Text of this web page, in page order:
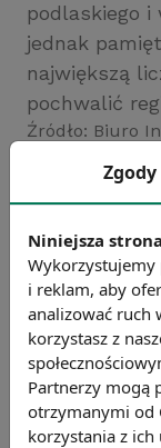
podlaskiego i
jednak
największą
pochwalić
Źródło: Biuro
Zgody
Niniejsza
Wykorzystujemy
i reklam, aby
analizować ruch
korzystasz z
Partnerzy mogą
otrzymanymi od
korzystania z ich